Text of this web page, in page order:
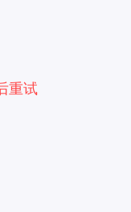
重试